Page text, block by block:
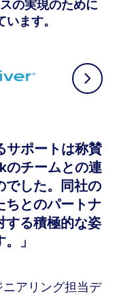
の実現のために
ます。
サポートは称賛
のチームとの連
でした。同社の
ちとのパートナ
する積極的な姿
」
アリング担当デ